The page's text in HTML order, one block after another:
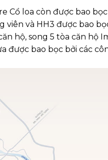
Cổ loa còn được bao
và HH3 được bao
hộ, song 5 tòa căn hộ
được bao bọc bởi các